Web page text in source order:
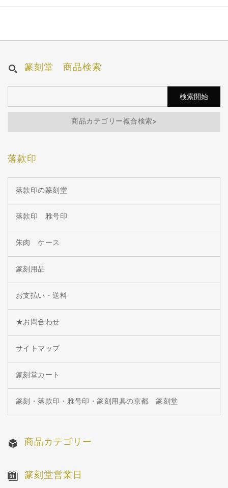
篆刻堂 商品検索
商品カテゴリー複合検索>
落款印
落款印の篆刻堂
落款印 雅号印
朱肉 ケース
篆刻用品
お支払い・送料
★お問合わせ
サイトマップ
篆刻堂カート
篆刻・落款印・雅号印・篆刻用具の京都 篆刻堂
商品カテゴリー
篆刻堂営業日